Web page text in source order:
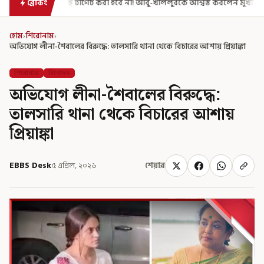
ব্রেকিং
হোম›শিরোনাম›
অভিযোগ লীনা-শৈবালের বিরুদ্ধে: তালসারি থানা থেকে বিচারের আশায় প্রিয়াঙ্কা
শিরোনাম বিনোদন
অভিযোগ লীনা-শৈবালের বিরুদ্ধে:
তালসারি থানা থেকে বিচারের আশায়
প্রিয়াঙ্কা
EBBS Desk৫ এপ্রিল, ২০২৬ শেয়ার